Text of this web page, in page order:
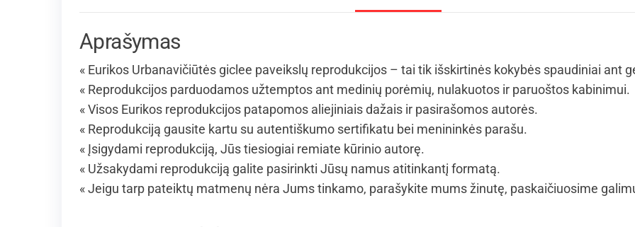
Aprašymas
« Eurikos Urbanavičiūtės giclee paveikslų reprodukcijos – tai tik išskirtinės kokybės spaudiniai ant
« Reprodukcijos parduodamos užtemptos ant medinių porėmių, nulakuotos ir paruoštos kabinimui.
« Visos Eurikos reprodukcijos patapomos aliejiniais dažais ir pasirašomos autorės.
« Reprodukciją gausite kartu su autentiškumo sertifikatu bei menininkės parašu.
« Įsigydami reprodukciją, Jūs tiesiogiai remiate kūrinio autorę.
« Užsakydami reprodukciją galite pasirinkti Jūsų namus atitinkantį formatą.
« Jeigu tarp pateiktų matmenų nėra Jums tinkamo, parašykite mums žinutę, paskaičiuosime